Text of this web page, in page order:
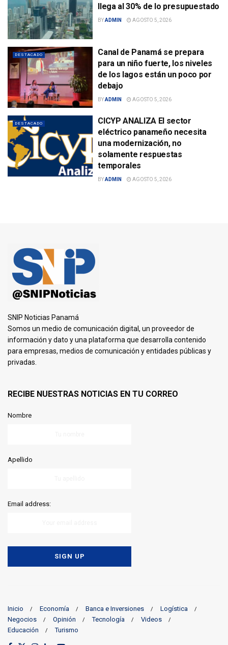
llega al 30% de lo presupuestado
BYADMIN AGOSTO 5, 2026
DESTACADO
Canal de Panamá se prepara
para un niño fuerte, los niveles
de los lagos están un poco por
debajo
BYADMIN AGOSTO 5, 2026
DESTACADO
CICYP ANALIZA El sector
eléctrico panameño necesita
una modernización, no
solamente respuestas
temporales
BYADMIN AGOSTO 5, 2026
SNIP Noticias Panamá
Somos un medio de comunicación digital, un proveedor de
información y dato y una plataforma que desarrolla contenido
para empresas, medios de comunicación y entidades públicas y
privadas.
RECIBE NUESTRAS NOTICIAS EN TU CORREO
Nombre
Apellido
Email address:
Inicio Economía Banca e Inversiones
Logística
Negocios
Opinión Tecnología
Videos
Educación
Turismo